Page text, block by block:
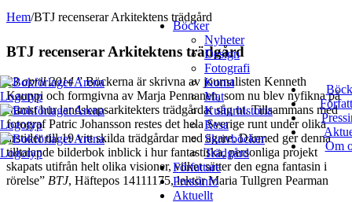
Fortsätt
till
Böcker
Nyheter
Design
Fotografi
Konst
Mat
Kulturhistoria
Resa
Skrivböcker
Trädgård
Författare
Pressinfo
Aktuellt
Om
Hem/BTJ recenserar Arkitektens trädgård
BTJ recenserar Arkitektens trädgård
23 april 2014” Böckerna är skrivna av journalisten Kenneth
Kauppi och formgivna av Marja Pennanen, som nu blev nyfikna på
främst hur landskapsarkitekters trädgårdar såg ut. Tillsammans med
fotograf Patric Johansson restes det hela Sverige runt under olika
årstider till 19 vitt skilda trädgårdar med ägare. Därmed ger denna
tilltalande bilderbok inblick i hur fantastiska, personliga projekt
skapats utifrån helt olika visioner, vilket sätter den egna fantasin i
rörelse” BTJ, Häftepos 14111175, lektör Maria Tullgren Pearman